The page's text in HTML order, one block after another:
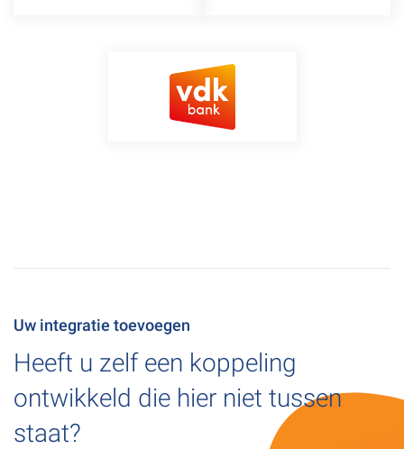
Uw integratie toevoegen
Heeft u zelf een koppeling
ontwikkeld die hier niet tussen
staat?